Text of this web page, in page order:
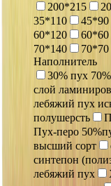
200*215
35*110
45*90
60*120
60*60
70*140
70*70
Наполнитель
30% пух
слой
лебяжий пух
полушерсть
Пух-перо
высший сорт
синтепон
лебяжий пух